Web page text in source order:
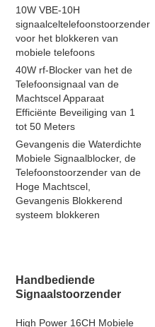
10W VBE-10H
signaalceltelefoonstoorzender
voor het blokkeren van
mobiele telefoons
40W rf-Blocker van het de
Telefoonsignaal van de
Machtscel Apparaat
Efficiënte Beveiliging van 1
tot 50 Meters
Gevangenis die Waterdichte
Mobiele Signaalblocker, de
Telefoonstoorzender van de
Hoge Machtscel,
Gevangenis Blokkerend
systeem blokkeren
Handbediende
Signaalstoorzender
High Power 16CH Mobiele